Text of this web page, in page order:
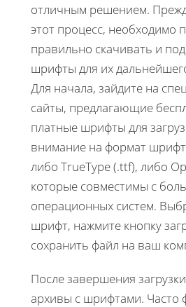
отличным решением.
этот процесс, необходимо
правильно скачивать и
шрифты для их
Для начала, зайдите на
сайты, предлагающие
платные шрифты для
внимание на формат
либо TrueType (.ttf), либо
которые совместимы с
операционных систем.
шрифт, нажмите кнопку
сохранить файл на ваш
После завершения
архивы с шрифтами. Часто